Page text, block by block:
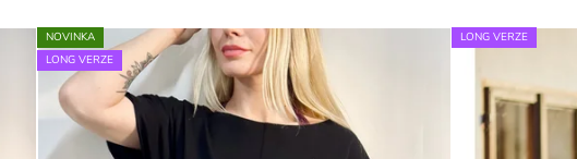
NOVINKA
LONG VERZE
LONG VERZE